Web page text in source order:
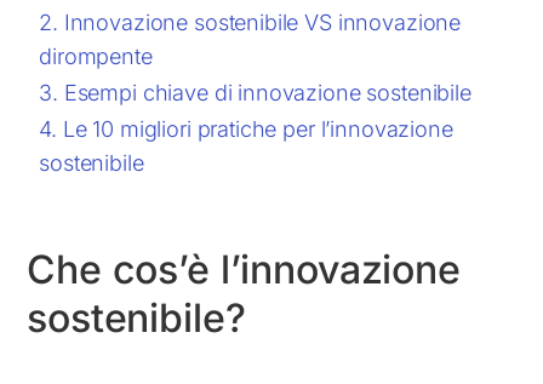
Innovazione sostenibile VS innovazione
dirompente
Esempi chiave di innovazione sostenibile
Le 10 migliori pratiche per l’innovazione
sostenibile
Che cos’è l’innovazione
sostenibile?